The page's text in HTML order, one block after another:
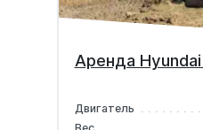
Аренда
Двигатель